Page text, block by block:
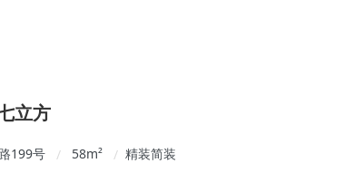
立方
199号 / 58m² / 精装简装